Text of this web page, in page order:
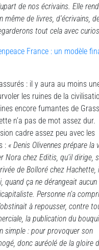
de nos écrivains. Elle
même de livres, d’écrivains,
tout cela avec
France : un modèle
: il y aura au moins
les ruines de la
encore fumantes de
n’a pas de mot assez dur.
cadre assez peu avec les
: « Denis Olivennes prépare la
Nora chez Editis, qu’il dirige,
de Bolloré chez Hachette,
quand ça ne dérangeait aucun
Personne n’a
à repousser, contre
la publication du
simple : pour provoquer son
donc auréolé de la gloire